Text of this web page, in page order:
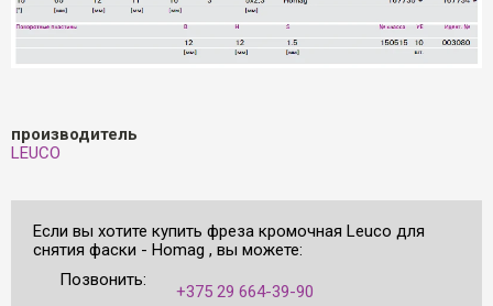
производитель
LEUCO
Если вы хотите купить фреза кромочная Leuco для
снятия фаски - Homag , вы можете:
Позвонить:
+375 29 664-39-90